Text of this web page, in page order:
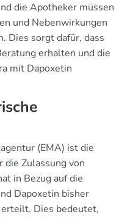
die Apotheker müssen
und Nebenwirkungen
Dies sorgt dafür, dass
erhalten und die
mit Dapoxetin
(EMA) ist die
Zulassung von
in Bezug auf die
Dapoxetin bisher
Dies bedeutet,